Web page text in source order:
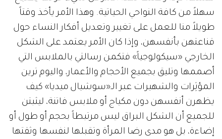
سهلاً من كافة النواحي الحياتية. وهذا الأمر يأخذ وقتاً
طويلاً منا للعمل على تغيير وتعديل أفكار النساء حول
قناعتهن بأنفسهن، وإذا كان الأمر يعتمد على الشكل
الخارجي «سيكولوجياً» فتكمن رسالتي بالملابس التي
أصممها وتليق بجميع الأحجام والأعمار، واليوم ترين
المؤثِرات والشهيرات عبر الـ«سوشيال ميديا» كيف
يظهرن أنفسهن دون مكياج أو ملابس فاتنة، ليثبتن
للجميع أن الشكل البراق ليس مرتبطاً بحجم أو طول أو
إضاءة، بل هو مدى رضا المرأة وتقبلها لنفسها وثقتها